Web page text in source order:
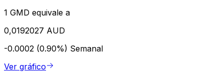
1 GMD equivale a
0,0192027 AUD
-0.0002 (0.90%) Semanal
Ver gráfico